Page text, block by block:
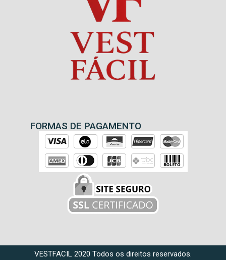
FORMAS DE PAGAMENTO
VESTFACIL 2020 Todos os direitos reservados.